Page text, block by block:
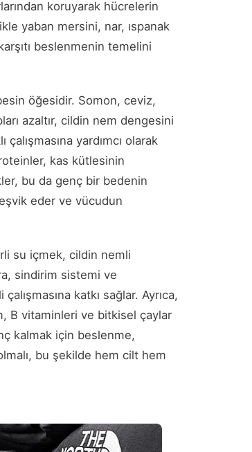
koruyarak hücrelerin
yaban mersini, nar, ıspanak
beslenmenin temelini
öğesidir. Somon, ceviz,
azaltır, cildin nem dengesini
yardımcı olarak
kas kütlesinin
bu da genç bir bedenin
eder ve vücudun
su içmek, cildin nemli
sindirim sistemi ve
katkı sağlar. Ayrıca,
B vitaminleri ve bitkisel çaylar
kalmak için beslenme,
bu şekilde hem cilt hem